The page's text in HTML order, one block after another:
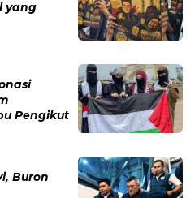
yang
Pengikut
Buron